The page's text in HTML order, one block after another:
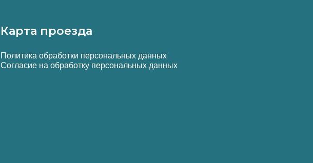
Карта проезда
Политика обработки персональных данных
Согласие на обработку персональных данных